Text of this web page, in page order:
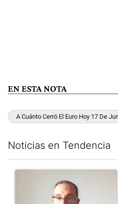
EN ESTA NOTA
A Cuánto Cerró El Euro Hoy 17 De
Noticias en Tendencia
Un artículo de tendencia con